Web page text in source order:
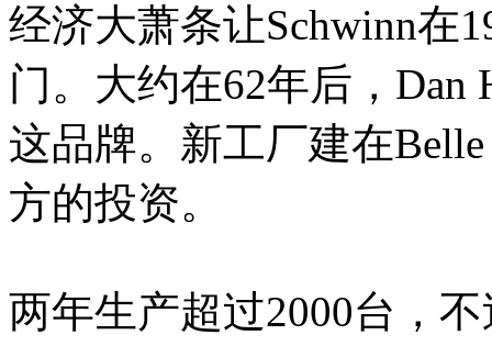
经济大萧条让Schwinn在
门。大约在62年后，Dan
这品牌。新工厂建在
方的投资。
两年生产超过2000台，